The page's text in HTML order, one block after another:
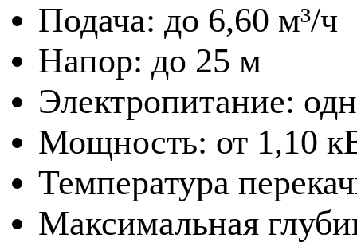
Подача: до 6,60 м³/ч
Напор: до 25 м
Электропитание:
Мощность: от 1,10
Температура
Максимальная